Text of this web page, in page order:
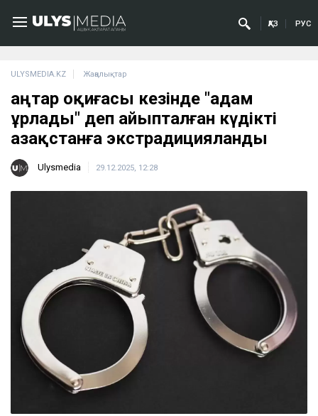
ҚАЗ РУС
ULYSMEDIA.KZ Жаңалықтар
Қаңтар оқиғасы кезінде "адам
ұрлады" деп айыпталған күдікті
Қазақстанға экстрадицияланды
Ulysmedia 29.12.2025, 12:28